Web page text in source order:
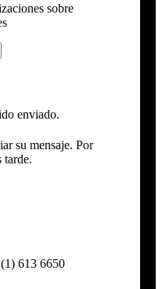
sobre
enviado.
su mensaje. Por
tarde.
613 6650